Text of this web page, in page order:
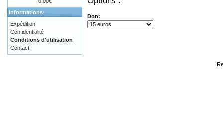
Don:
Informations
Expédition
Confidentialité
Conditions d'utilisation
Contact